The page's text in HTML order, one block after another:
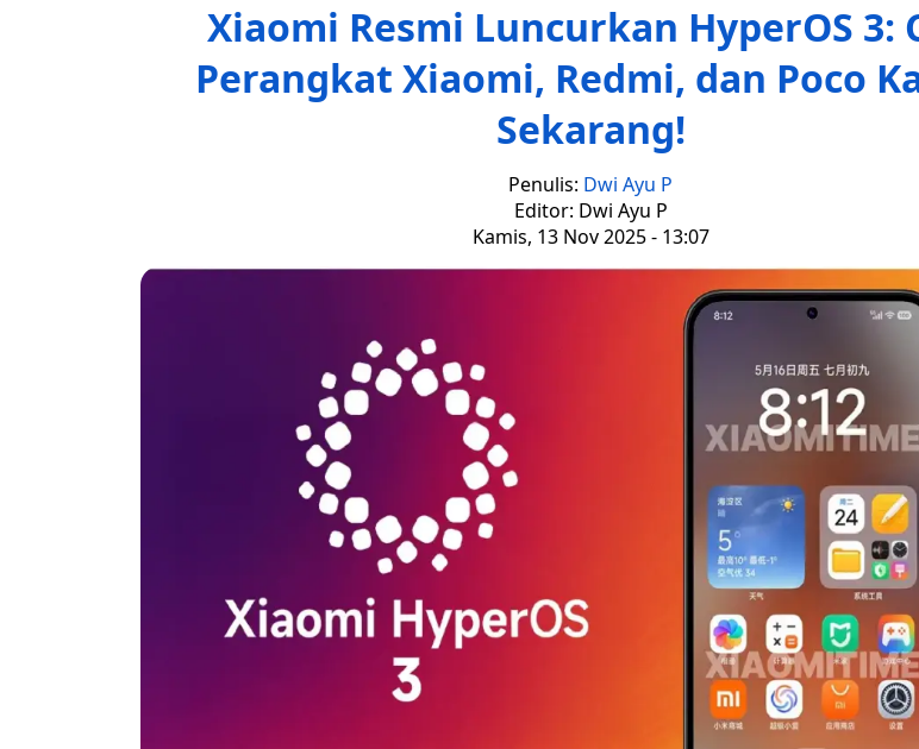
Xiaomi Resmi Luncurkan HyperOS 3:
Perangkat Xiaomi, Redmi, dan Poco
Sekarang!
Penulis: Dwi Ayu P
Editor: Dwi Ayu P
Kamis, 13 Nov 2025 - 13:07